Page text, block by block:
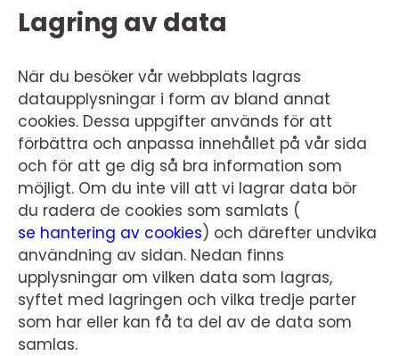
Lagring av data
När du besöker vår webbplats lagras
dataupplysningar i form av bland annat
cookies. Dessa uppgifter används för att
förbättra och anpassa innehållet på vår sida
och för att ge dig så bra information som
möjligt. Om du inte vill att vi lagrar data bör
du radera de cookies som samlats (
se hantering av cookies) och därefter undvika
användning av sidan. Nedan finns
upplysningar om vilken data som lagras,
syftet med lagringen och vilka tredje parter
som har eller kan få ta del av de data som
samlas.